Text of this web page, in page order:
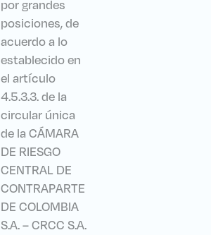
por grandes
posiciones, de
acuerdo a lo
establecido en
el artículo
4.5.3.3. de la
circular única
de la CÁMARA
DE RIESGO
CENTRAL DE
CONTRAPARTE
DE COLOMBIA
S.A. – CRCC S.A.